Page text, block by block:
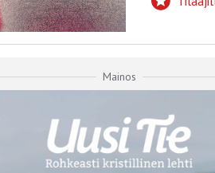
Mainos